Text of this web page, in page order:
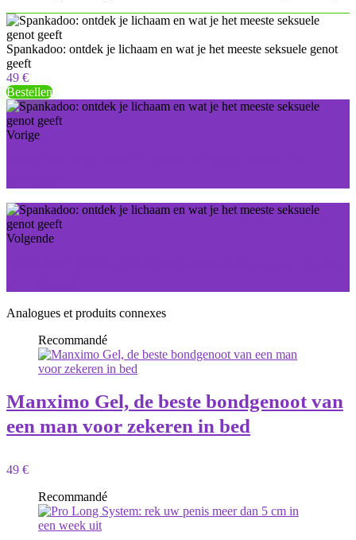
Spankadoo: ontdek je lichaam en wat je het meeste seksuele genot
geeft
49 €
Bestellen
Vorige
Volgende
Analogues et produits connexes
Recommandé
Manximo Gel, de beste bondgenoot van
een man voor zekeren in bed
49 €
Recommandé